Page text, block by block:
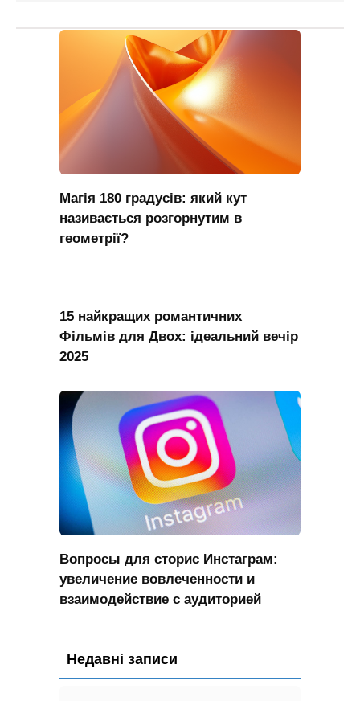
Магія 180 градусів: який кут
називається розгорнутим в
геометрії?
15 найкращих романтичних
Фільмів для Двох: ідеальний вечір
2025
Вопросы для сторис Инстаграм:
увеличение вовлеченности и
взаимодействие с аудиторией
Недавні записи